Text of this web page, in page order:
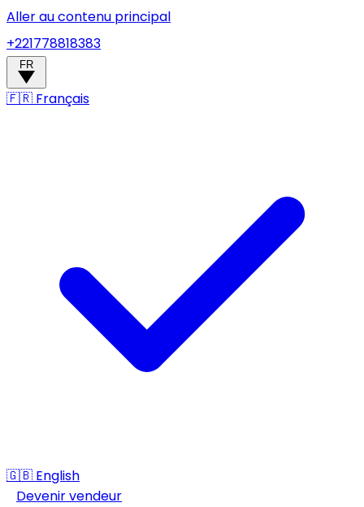
Aller au contenu principal
+221778818383
FR
🇫🇷 Français
🇬🇧 English
Devenir vendeur